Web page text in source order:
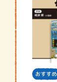
おすすめ